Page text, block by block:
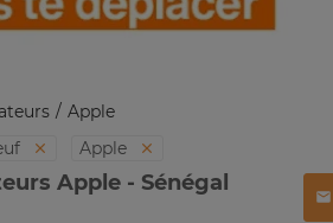
Apple
Apple
Apple - Sénégal